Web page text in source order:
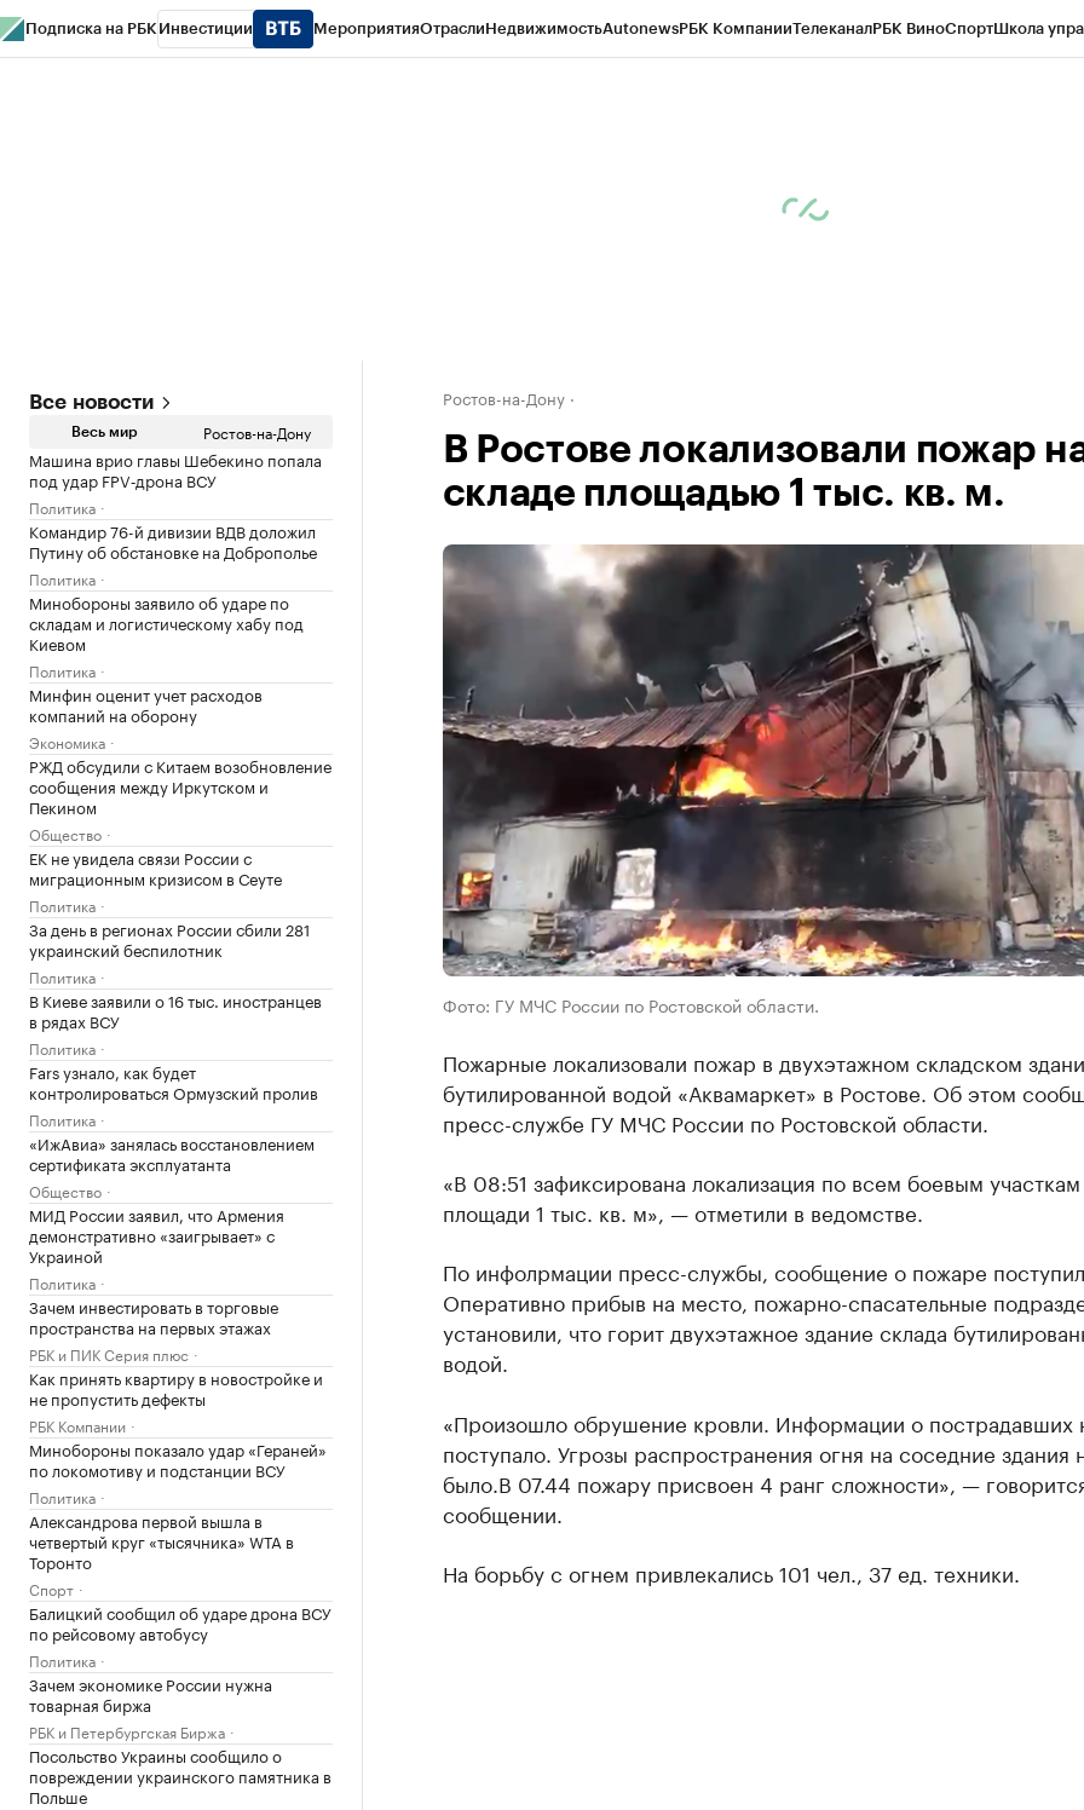
Подписка на РБК Инвестиции МероприятияОтраслиНедвижимостьAutonewsРБК КомпанииТелеканалРБК ВиноСпортШкола
Все новости
Весь мир Ростов-на-Дону
Машина врио главы Шебекино попала
под удар FPV‑дрона ВСУ
Политика
Командир 76-й дивизии ВДВ доложил
Путину об обстановке на Доброполье
Политика
Минобороны заявило об ударе по
складам и логистическому хабу под
Киевом
Политика
Минфин оценит учет расходов
компаний на оборону
Экономика
РЖД обсудили с Китаем возобновление
сообщения между Иркутском и
Пекином
Общество
ЕК не увидела связи России с
миграционным кризисом в Сеуте
Политика
За день в регионах России сбили 281
украинский беспилотник
Политика
В Киеве заявили о 16 тыс. иностранцев
в рядах ВСУ
Политика
Fars узнало, как будет
контролироваться Ормузский пролив
Политика
«ИжАвиа» занялась восстановлением
сертификата эксплуатанта
Общество
МИД России заявил, что Армения
демонстративно «заигрывает» с
Украиной
Политика
Зачем инвестировать в торговые
пространства на первых этажах
РБК и ПИК Серия плюс
Как принять квартиру в новостройке и
не пропустить дефекты
РБК Компании
Минобороны показало удар «Гераней»
по локомотиву и подстанции ВСУ
Политика
Александрова первой вышла в
четвертый круг «тысячника» WTA в
Торонто
Спорт
Балицкий сообщил об ударе дрона ВСУ
по рейсовому автобусу
Политика
Зачем экономике России нужна
товарная биржа
РБК и Петербургская Биржа
Посольство Украины сообщило о
повреждении украинского памятника в
Польше
Ростов-на-Дону
В Ростове локализовали пожар
складе площадью 1 тыс. кв. м.
Фото: ГУ МЧС России по Ростовской области.
Пожарные локализовали пожар в двухэтажном складском
бутилированной водой «Аквамаркет» в Ростове. Об этом
пресс-службе ГУ МЧС России по Ростовской области.
«В 08:51 зафиксирована локализация по всем боевым
площади 1 тыс. кв. м», — отметили в ведомстве.
По инфолрмации пресс-службы, сообщение о пожаре
Оперативно прибыв на место, пожарно-спасательные
установили, что горит двухэтажное здание склада
водой.
«Произошло обрушение кровли. Информации о пострадавших
поступало. Угрозы распространения огня на соседние здания
было.В 07.44 пожару присвоен 4 ранг сложности», —
сообщении.
На борьбу с огнем привлекались 101 чел., 37 ед. техники.